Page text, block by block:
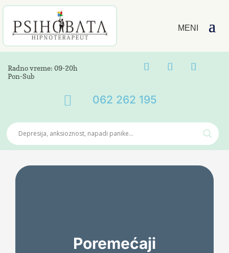
Radno vreme: 09-20h
Pon-Sub
 062 262 195
Poremećaji